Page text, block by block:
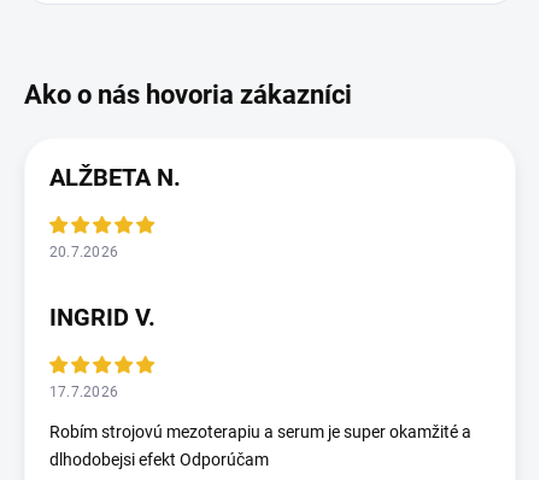
ALŽBETA N.
20.7.2026
INGRID V.
17.7.2026
Robím strojovú mezoterapiu a serum je super okamžité a
dlhodobejsi efekt Odporúčam